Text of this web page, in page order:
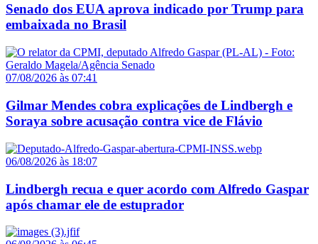
Senado dos EUA aprova indicado por Trump para
embaixada no Brasil
07/08/2026 às 07:41
Gilmar Mendes cobra explicações de Lindbergh e
Soraya sobre acusação contra vice de Flávio
06/08/2026 às 18:07
Lindbergh recua e quer acordo com Alfredo Gaspar
após chamar ele de estuprador